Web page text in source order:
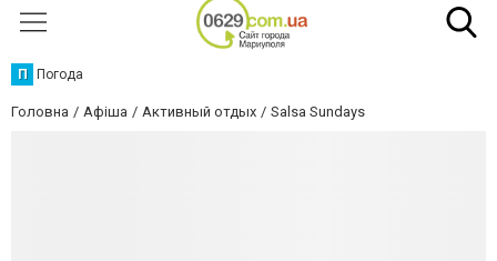
П Погода
Головна Афіша Активный отдых Salsa Sundays